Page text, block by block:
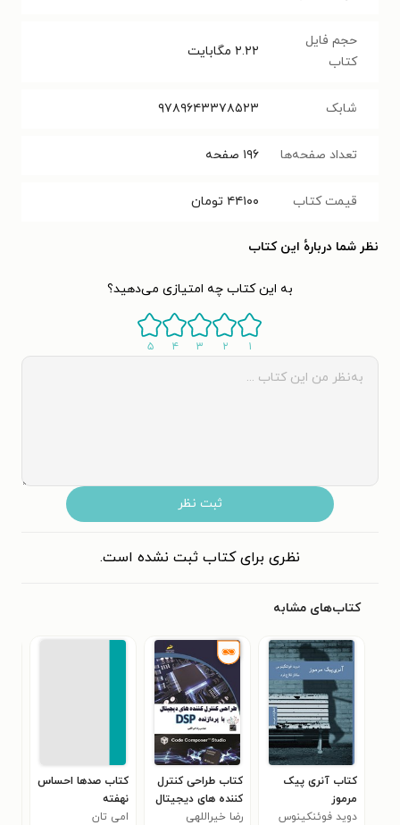
حجم فایل
کتاب
۲.۲۲ مگابایت
شابک ۹۷۸۹۶۴۳۳۷۸۵۲۳
تعداد صفحه‌ها ۱۹۶ صفحه
قیمت کتاب ۴۴۱۰۰ تومان
نظر شما دربارهٔ این کتاب
به این کتاب چه امتیازی می‌دهید؟
۱ ۲ ۳ ۴ ۵
ثبت نظر
نظری برای کتاب ثبت نشده است.
کتاب‌های مشابه
کتاب آنری پیک
مرموز
دوید فوئنکینوس
کتاب طراحی کنترل
کننده های دیجیتال
با پردازنده DSP
رضا خیراللهی
کتاب صدها احساس
نهفته
امی تان